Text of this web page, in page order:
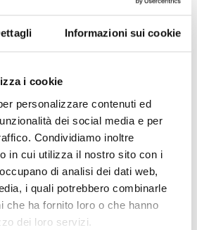
Informazioni sui cookie
i cookie
personalizzare contenuti ed
dei social media e per
Condividiamo inoltre
in cui utilizza il nostro sito con i
di analisi dei dati web,
i quali potrebbero combinarle
che ha fornito loro o che hanno
dei loro servizi.
di 4° categoria. La qualità del
luogo. L’ultima vittoria Cano è legata
allora naviga fisso nelle zone nobili
giorno della finale è un traguardo, se
allora ci sono i motivi per
dai sedicesimi di finale, la prima
Angelo vince 7 5 7 6, per lo spettacolo
la finale anticipata del torneo.
6 4. Quindi percorso pulito senza
del tabellone il bresciano Panzuto si